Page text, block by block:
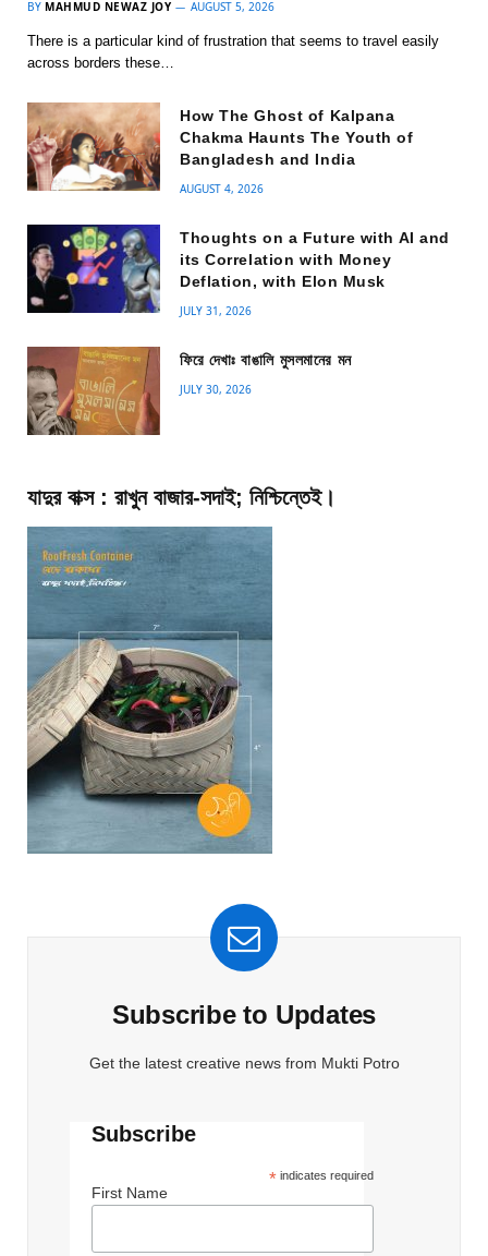
BY MAHMUD NEWAZ JOY AUGUST 5, 2026
There is a particular kind of frustration that seems to travel easily
across borders these…
How The Ghost of Kalpana
Chakma Haunts The Youth of
Bangladesh and India
AUGUST 4, 2026
Thoughts on a Future with AI and
its Correlation with Money
Deflation, with Elon Musk
JULY 31, 2026
ফিরে দেখাঃ বাঙালি মুসলমানের মন
JULY 30, 2026
যাদুর বাক্স : রাখুন বাজার-সদাই; নিশ্চিন্তেই।
Subscribe to Updates
Get the latest creative news from Mukti Potro
Subscribe
* indicates required
First Name